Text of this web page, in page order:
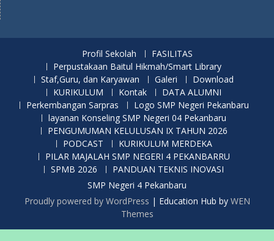
Profil Sekolah
FASILITAS
Perpustakaan Baitul Hikmah/Smart Library
Staf,Guru, dan Karyawan
Galeri
Download
KURIKULUM
Kontak
DATA ALUMNI
Perkembangan Sarpras
Logo SMP Negeri Pekanbaru
layanan Konseling SMP Negeri 04 Pekanbaru
PENGUMUMAN KELULUSAN IX TAHUN 2026
PODCAST
KURIKULUM MERDEKA
PILAR MAJALAH SMP NEGERI 4 PEKANBARRU
SPMB 2026
PANDUAN TEKNIS INOVASI
SMP Negeri 4 Pekanbaru
Proudly powered by WordPress | Education Hub by WEN
Themes